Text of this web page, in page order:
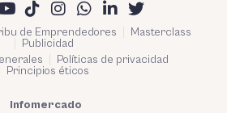
de Emprendedores
Masterclass
Publicidad
Políticas de privacidad
Principios éticos
Infomercado